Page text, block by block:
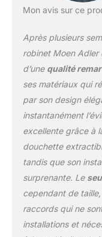
Mon avis sur ce
Après plusieurs
robinet Moen Adler
d’une qualité
ses matériaux qui
par son design
instantanément
excellente grâce à
douchette
tandis que son
surprenante. Le
cependant de
raccords qui ne
installations et